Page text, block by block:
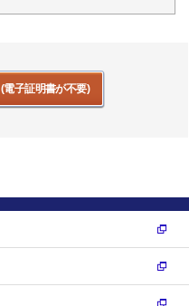
(電子証明書が不要)